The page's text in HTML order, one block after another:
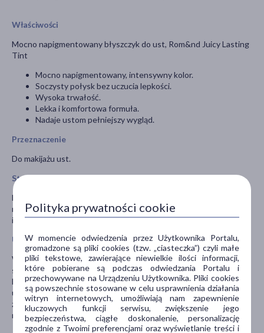
Właściwości
Mocno napigmentowany błyszczyk do ust, Rom&nd Juicy Lasting
Tint
Mocno napigmentowany, intensywny kolor.
Soczysty połysk bez uczucia lepkości.
Wysoka trwałość.
Lekka i komfortowa formuła.
Nadaje ustom pełniejszy wygląd.
Przeznaczenie
Do makijażu ust.
Stosowanie
Nałóż produkt równomiernie na usta za pomocą aplikatora. W
razie potrzeby dołóż kolejną warstwę dla uzyskania bardziej
intensywnego efektu.
Uwagi
W przypadku wystąpienia podrażnień (np. wysypki, obrzęków,
swędzenia) należy przerwać stosowanie i skonsultować się z
lekarzem. Nie stosować na uszkodzoną skórę, rany lub blizny. Po
użyciu szczelnie zamknąć opakowanie. Przechowywać poza
zasięgiem dzieci. W przypadku kontaktu z oczami – przemyć
natychmiast dużą ilością wody.
Polityka prywatności cookie
W momencie odwiedzenia przez Użytkownika Portalu,
gromadzone są pliki cookies (tzw. „ciasteczka”) czyli małe
pliki tekstowe, zawierające niewielkie ilości informacji,
które pobierane są podczas odwiedzania Portalu i
przechowywane na Urządzeniu Użytkownika. Pliki cookies
są powszechnie stosowane w celu usprawnienia działania
witryn internetowych, umożliwiają nam zapewnienie
kluczowych funkcji serwisu, zwiększenie jego
bezpieczeństwa, ciągłe doskonalenie, personalizację
zgodnie z Twoimi preferencjami oraz wyświetlanie treści i